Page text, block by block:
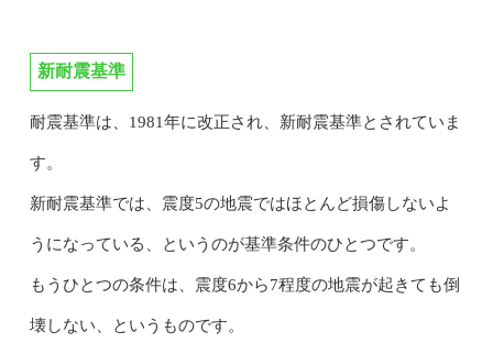
新耐震基準
耐震基準は、1981年に改正され、新耐震基準とされていま
す。
新耐震基準では、震度5の地震ではほとんど損傷しないよ
うになっている、というのが基準条件のひとつです。
もうひとつの条件は、震度6から7程度の地震が起きても倒
壊しない、というものです。